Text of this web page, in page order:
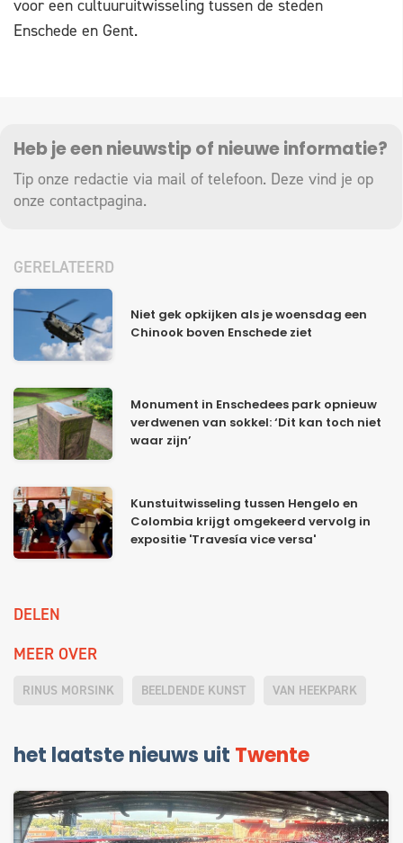
voor een cultuuruitwisseling tussen de steden
Enschede en Gent.
Heb je een nieuwstip of nieuwe informatie?
Tip onze redactie via mail of telefoon. Deze vind je op
onze contactpagina.
GERELATEERD
Niet gek opkijken als je woensdag een
Chinook boven Enschede ziet
Monument in Enschedees park opnieuw
verdwenen van sokkel: ‘Dit kan toch niet
waar zijn’
Kunstuitwisseling tussen Hengelo en
Colombia krijgt omgekeerd vervolg in
expositie 'Travesía vice versa'
DELEN
MEER OVER
RINUS MORSINK BEELDENDE KUNST VAN HEEKPARK
het laatste nieuws uit Twente